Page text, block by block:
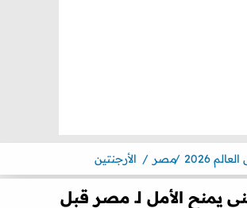
2026 مصر الأرجنتين
يمنح الأمل لـ مصر قبل